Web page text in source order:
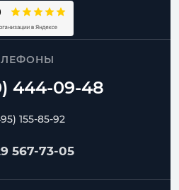
155-85-92
567-73-05